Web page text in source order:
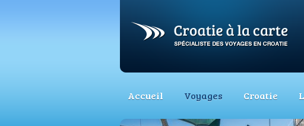
Accueil Voyages Croatie